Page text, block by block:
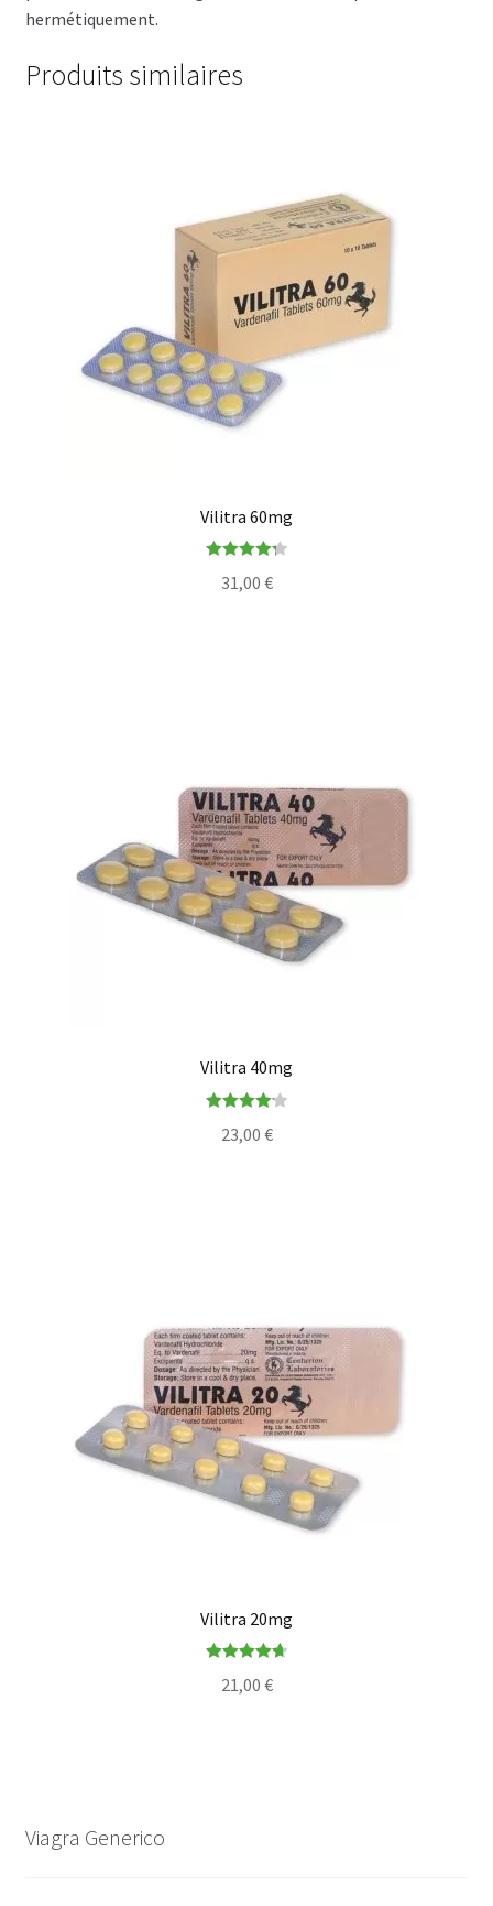
hermétiquement.
Produits similaires
Vilitra 60mg
sur 5
31,00 €
Vilitra 40mg
sur 5
23,00 €
Vilitra 20mg
sur 5
21,00 €
Viagra Generico